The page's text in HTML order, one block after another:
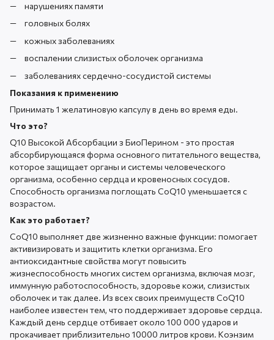
нарушениях памяти
головных болях
кожных заболеваниях
воспалении слизистых оболочек организма
заболеваниях сердечно-сосудистой системы
Показания к применению
Принимать 1 желатиновую капсулу в день во время еды.
Что это?
Q10 Высокой Абсорбации з БиоПерином - это простая
абсорбирующаяся форма основного питательного вещества,
которое защищает органы и системы человеческого
организма, особенно сердца и кровеносных сосудов.
Способность организма поглощать CoQ10 уменьшается с
возрастом.
Как это работает?
CoQ10 выполняет две жизненно важные функции: помогает
активизировать и защитить клетки организма. Его
антиоксидантные свойства могут повысить
жизнеспособность многих систем организма, включая мозг,
иммунную работоспособность, здоровье кожи, слизистых
оболочек и так далее. Из всех своих преимуществ CoQ10
наиболее известен тем, что поддерживает здоровье сердца.
Каждый день сердце отбивает около 100 000 ударов и
прокачивает приблизительно 10000 литров крови. Коэнзим